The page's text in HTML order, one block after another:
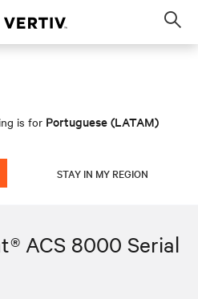
is for Portuguese (LATAM)
STAY IN MY REGION
ACS 8000 Serial